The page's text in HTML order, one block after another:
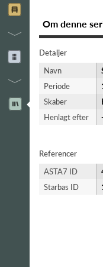
Om denne
Detaljer
Navn
Periode
Skaber
Henlagt efter
Referencer
ASTA7 ID
Starbas ID